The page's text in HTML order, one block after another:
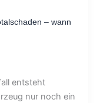
– wann
entsteht
nur noch ein